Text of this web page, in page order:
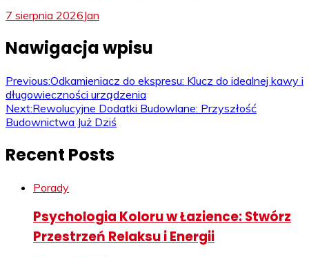
7 sierpnia 2026Jan
Nawigacja wpisu
Previous:Odkamieniacz do ekspresu: Klucz do idealnej kawy i
długowieczności urządzenia
Next:Rewolucyjne Dodatki Budowlane: Przyszłość
Budownictwa Już Dziś
Recent Posts
Porady
Psychologia Koloru w Łazience: Stwórz
Przestrzeń Relaksu i Energii